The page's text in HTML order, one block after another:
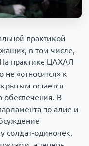
1000 мелочей
практикой
в том числе,
На практике ЦАХАЛ
не «относится» к
остается
обеспечения. В
по алие и
солдат-одиночек,